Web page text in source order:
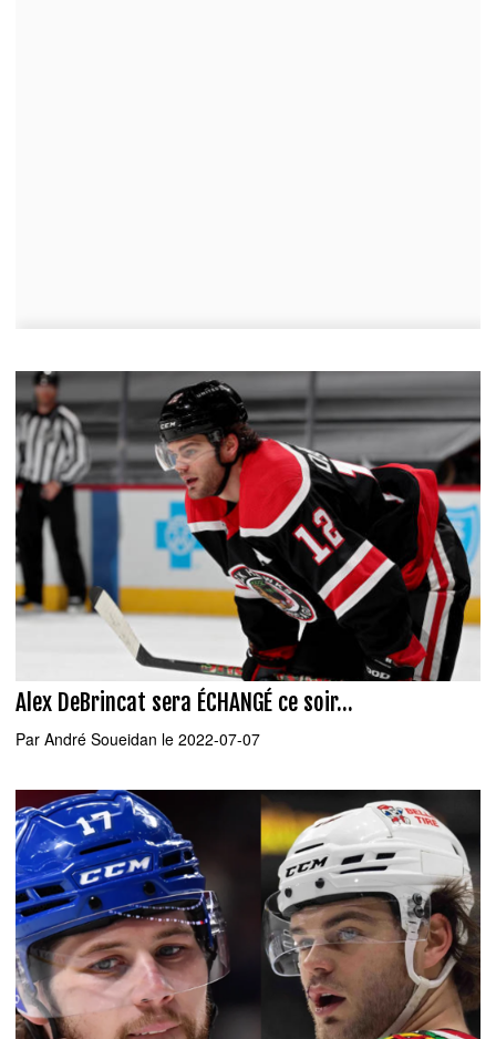
Alex DeBrincat sera ÉCHANGÉ ce soir...
Par André Soueidan le 2022-07-07